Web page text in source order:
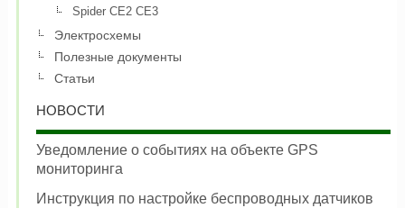
Spider CE2 CE3
Электросхемы
Полезные документы
Статьи
НОВОСТИ
Уведомление о событиях на объекте GPS
мониторинга
Инструкция по настройке беспроводных датчиков